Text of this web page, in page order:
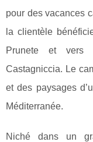
pour des vacances
la clientèle
Prunete et vers
Castagniccia. Le
et des paysages
Méditerranée.
Niché dans un